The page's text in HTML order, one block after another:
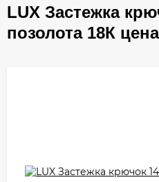
LUX Застежка
позолота 18К